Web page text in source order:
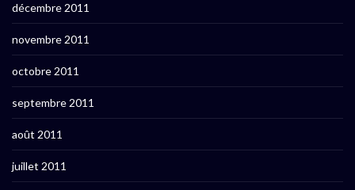
décembre 2011
novembre 2011
octobre 2011
septembre 2011
août 2011
juillet 2011